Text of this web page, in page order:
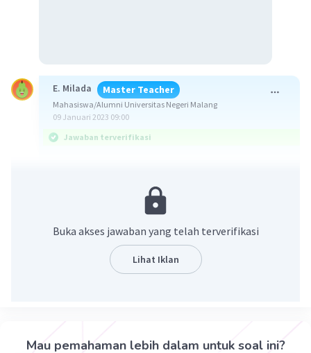
E. Milada Master Teacher
Mahasiswa/Alumni Universitas Negeri Malang
09 Januari 2023 09:00
Jawaban terverifikasi
termasuk sel prokariotik, sedangkan sebelah
kanan adalah sel hewan yang termasuk sel
Sel merupakan unit struktural dan fungsional
terkecil yang menyusun makhluk hidup. Setiap
Buka akses jawaban yang telah terverifikasi
Lihat Iklan
Mau pemahaman lebih dalam untuk soal ini?